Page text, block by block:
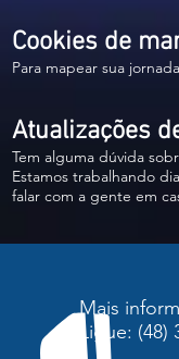
Cookies de
Para mapear sua
Atualizações
Tem alguma dúvida
Estamos trabalhando
falar com a gente em
Mais
Ligue: (48)